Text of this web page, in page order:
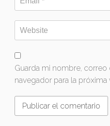
Guarda mi nombre,
navegador para la